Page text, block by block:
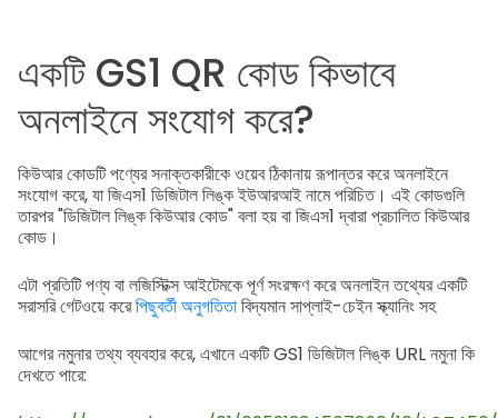
একটি GS1 QR কোড কিভাবে
অনলাইনে সংযোগ করে?
কিউআর কোডটি পণ্যের সনাক্তকারীকে ওয়েব ঠিকানায় রূপান্তর করে অনলাইনে
সংযোগ করে, যা জিএস1 ডিজিটাল লিঙ্ক ইউআরআই নামে পরিচিত। এই কোডগুলি
তারপর "ডিজিটাল লিঙ্ক কিউআর কোড" বলা হয় বা জিএস1 দ্বারা প্রচালিত কিউআর
কোড।
এটা প্রতিটি পণ্য বা লজিস্টিক্স আইটেমকে পূর্ণ সংরক্ষণ করে অনলাইন তথ্যের একটি
সরাসরি গেটওয়ে করেপিছুবর্তী অনুগতিতাবিদ্যমান সাপ্লাই-চেইন স্ক্যানিং সহ
আগের নমুনার তথ্য ব্যবহার করে, এখানে একটি GS1 ডিজিটাল লিঙ্ক URL নমুনা কি
দেখতে পারে: